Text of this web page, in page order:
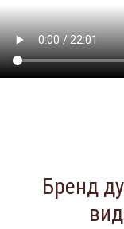
Бренд